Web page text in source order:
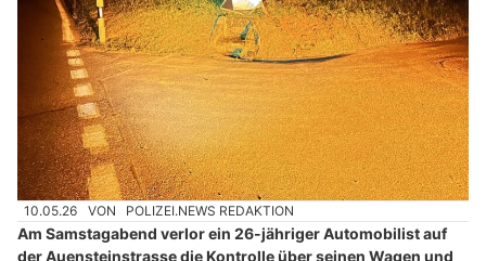
10.05.26 VON POLIZEI.NEWS REDAKTION
Am Samstagabend verlor ein 26-jähriger Automobilist auf
der Auensteinstrasse die Kontrolle über seinen Wagen und